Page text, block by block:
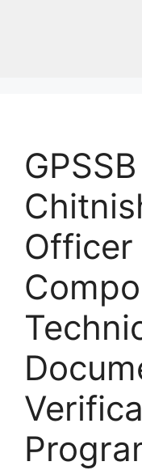
Officer